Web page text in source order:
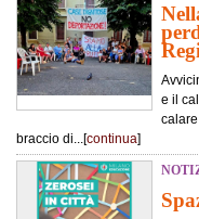
e il
braccio di...[continua]